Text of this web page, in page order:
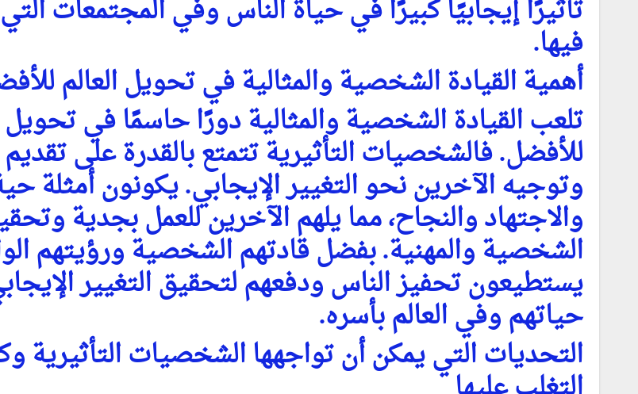
تأثيرًا إيجابيًا كبيرًا في حياة الناس وفي المجتمعات
فيها.
أهمية القيادة الشخصية والمثالية في تحويل العالم
تلعب القيادة الشخصية والمثالية دورًا حاسمًا في تحويل
للأفضل. فالشخصيات التأثيرية تتمتع بالقدرة على تقديم
وتوجيه الآخرين نحو التغيير الإيجابي. يكونون أمثلة
والاجتهاد والنجاح، مما يلهم الآخرين للعمل بجدية
الشخصية والمهنية. بفضل قادتهم الشخصية ورؤيتهم
يستطيعون تحفيز الناس ودفعهم لتحقيق التغيير
حياتهم وفي العالم بأسره.
التحديات التي يمكن أن تواجهها الشخصيات التأثيرية